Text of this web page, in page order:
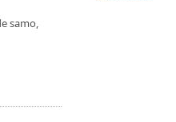
samo,